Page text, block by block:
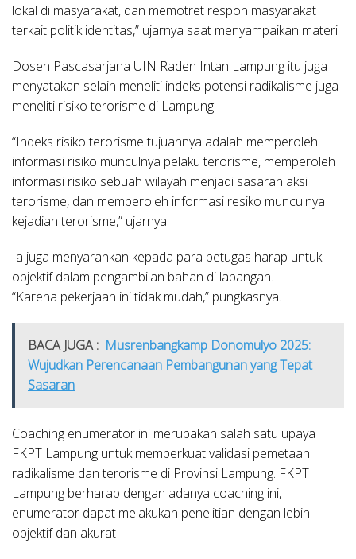
lokal di masyarakat, dan memotret respon masyarakat
terkait politik identitas,” ujarnya saat menyampaikan materi.
Dosen Pascasarjana UIN Raden Intan Lampung itu juga
menyatakan selain meneliti indeks potensi radikalisme juga
meneliti risiko terorisme di Lampung.
“Indeks risiko terorisme tujuannya adalah memperoleh
informasi risiko munculnya pelaku terorisme, memperoleh
informasi risiko sebuah wilayah menjadi sasaran aksi
terorisme, dan memperoleh informasi resiko munculnya
kejadian terorisme,” ujarnya.
Ia juga menyarankan kepada para petugas harap untuk
objektif dalam pengambilan bahan di lapangan.
“Karena pekerjaan ini tidak mudah,” pungkasnya.
BACA JUGA : Musrenbangkamp Donomulyo 2025:
Wujudkan Perencanaan Pembangunan yang Tepat
Sasaran
Coaching enumerator ini merupakan salah satu upaya
FKPT Lampung untuk memperkuat validasi pemetaan
radikalisme dan terorisme di Provinsi Lampung. FKPT
Lampung berharap dengan adanya coaching ini,
enumerator dapat melakukan penelitian dengan lebih
objektif dan akurat